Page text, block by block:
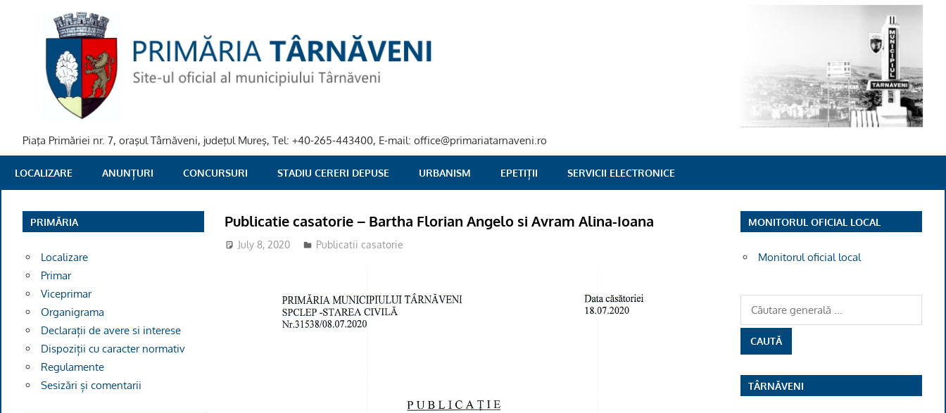
PRIMARIA
TARNAVENI
Piaţa Primăriei nr. 7, oraşul Târnăveni, judeţul Mureş, Tel: +40-265-443400, E-mail: office@primariatarnaveni.ro
LOCALIZARE ANUNȚURI CONCURSURI STADIU CERERI DEPUSE URBANISM EPETIȚII SERVICII ELECTRONICE
Publicatie casatorie – Bartha Florian Angelo si Avram Alina-Ioana
July 8, 2020 adm-mmm
Publicatii casatorie
PRIMĂRIA
Localizare
Primar
Viceprimar
Organigrama
Declarații de avere si interese
Dispoziții cu caracter normativ
Regulamente
Sesizări și comentarii
MONITORUL OFICIAL LOCAL
Monitorul oficial local
TÂRNĂVENI